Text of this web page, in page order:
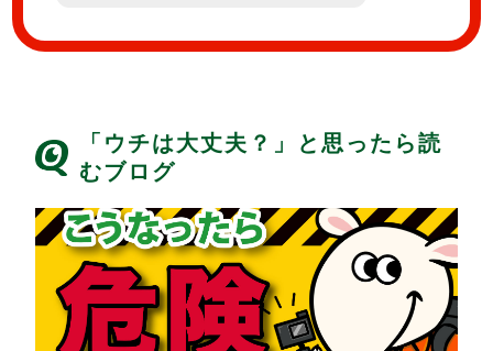
「ウチは大丈夫？」と思ったら読
むブログ